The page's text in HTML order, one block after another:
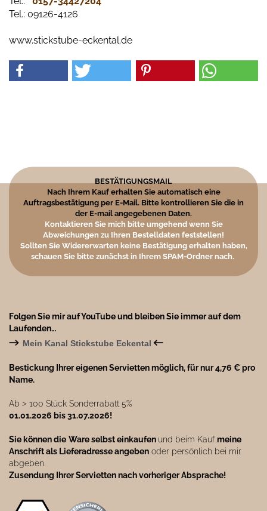
Tel.: 09126-4126
www.stickstube-eckental.de
BESTÄTIGUNGSMAIL
Nach Ihrem Kauf erhalten Sie automatisch eine
Auftragsbestätigung per E-Mail. Bitte kontrollieren Sie die in
der E-mail angegebenen Daten.
Kontaktieren Sie mich bitte umgehend wenn Sie
Abweichungen zu Ihren Bestelldaten feststellen!
Sollten Sie Widererwarten keine Bestätigung erhalten haben,
schauen Sie bitte zunächst in Ihrem SPAM-Ordner nach.
Folgen Sie mir auf YouTube und bleiben Sie immer auf dem
Laufenden…
→ Mein Kanal Stickstube Eckental ←
Bestickung Ihrer eigenen Servietten möglich, für nur 4,76 € pro
Name.
Ab ˃ 100 Stück Sonderrabatt 5%
01.01.2026 bis 31.07.2026!
Sie können die Ware selbst einkaufen und beim Kaufmeine
Anschrift als Lieferadresse angeben oder persönlich bei mir
abgeben.
Zusendung Ihrer Servietten nach vorheriger Absprache!